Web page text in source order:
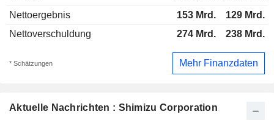
Aktuelle Nachrichten : Shimizu Corporation
Nettoergebnis
153 Mrd.
129 Mrd.
Nettoverschuldung
274 Mrd. 238 Mrd.
* Schätzungen Mehr Finanzdaten